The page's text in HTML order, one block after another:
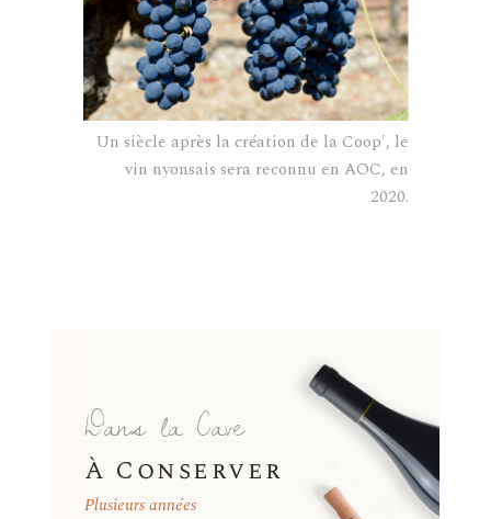
Un siècle après la création de la Coop', le
vin nyonsais sera reconnu en AOC, en
2020.
Dans la Cave
À Conserver
Plusieurs années